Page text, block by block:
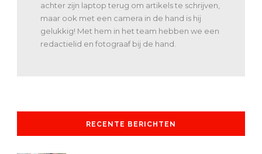
achter zijn laptop terug om artikels te schrijven,
maar ook met een camera in de hand is hij
gelukkig! Met hem in het team hebben we een
redactielid en fotograaf bij de hand.
RECENTE BERICHTEN